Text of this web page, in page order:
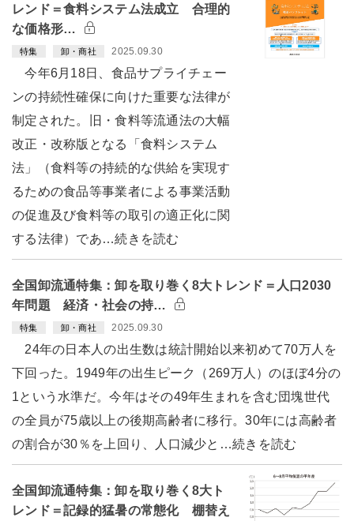
レンド＝食料システム法成立 合理的
な価格形…
特集 卸・商社 2025.09.30
今年6月18日、食品サプライチェー
ンの持続性確保に向けた重要な法律が
制定された。旧・食料等流通法の大幅
改正・改称版となる「食料システム
法」（食料等の持続的な供給を実現す
るための食品等事業者による事業活動
の促進及び食料等の取引の適正化に関
する法律）であ…続きを読む
全国卸流通特集：卸を取り巻く8大トレンド＝人口2030
年問題 経済・社会の持…
特集 卸・商社 2025.09.30
24年の日本人の出生数は統計開始以来初めて70万人を
下回った。1949年の出生ピーク（269万人）のほぼ4分の
1という水準だ。今年はその49年生まれを含む団塊世代
の全員が75歳以上の後期高齢者に移行。30年には高齢者
の割合が30％を上回り、人口減少と…続きを読む
全国卸流通特集：卸を取り巻く8大ト
レンド＝記録的猛暑の常態化 棚替え